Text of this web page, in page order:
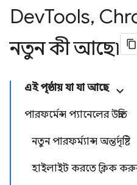
DevTools,
নতুন কী আছে৷
এই পৃষ্ঠায় যা যা আছে
পারফর্মেন্স প্যানেলের উন্নতি
নতুন পারফর্ম্যান্স অন্তর্দৃষ্টি
হাইলাইট করতে ক্লিক